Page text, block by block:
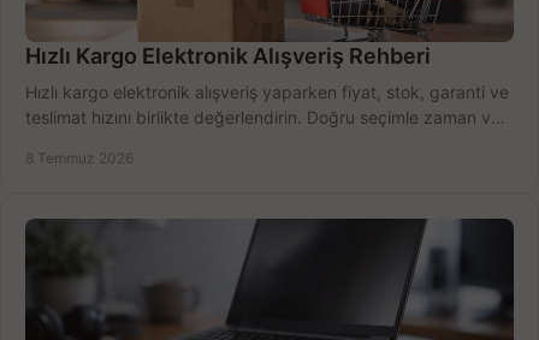
Hızlı Kargo Elektronik Alışveriş Rehberi
Hızlı kargo elektronik alışveriş yaparken fiyat, stok, garanti ve
teslimat hızını birlikte değerlendirin. Doğru seçimle zaman ve
8 Temmuz 2026